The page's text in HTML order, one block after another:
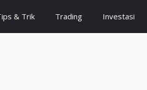
& Trik Trading Investasi